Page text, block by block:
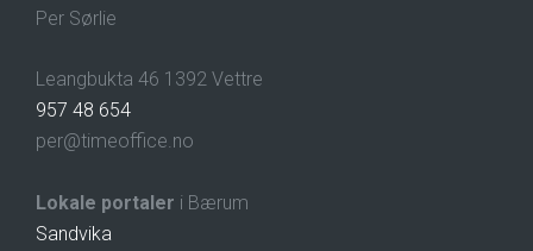
Per Sørlie
Leangbukta 46 1392 Vettre
957 48 654
per@timeoffice.no
Lokale portaler i Bærum
Sandvika